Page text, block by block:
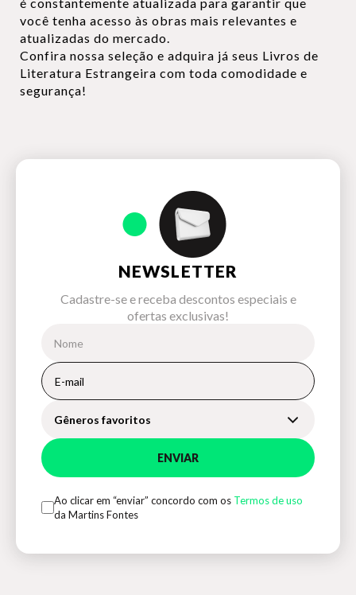
você tenha acesso às obras mais relevantes e
atualizadas do mercado.
Confira nossa seleção e adquira já seus Livros de
Literatura Estrangeira com toda comodidade e
segurança!
NEWSLETTER
Cadastre-se e receba descontos especiais e
ofertas exclusivas!
Gêneros favoritos
ENVIAR
Ao clicar em “enviar” concordo com os Termos de uso
da Martins Fontes